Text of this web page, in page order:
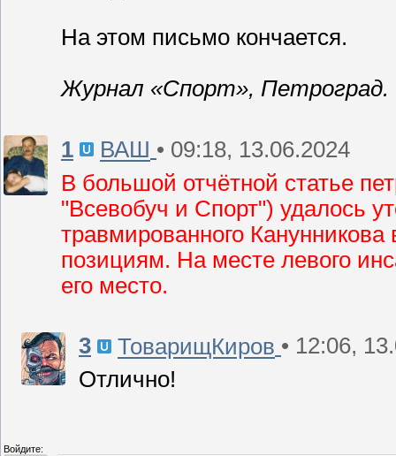
На этом письмо кончается.
Журнал «Спорт», Петроград.
1 ВАШ • 09:18, 13.06.2024
В большой отчётной статье
"Всевобуч и Спорт") удалось
травмированного
позициям. На месте левого
его место.
3 ТоварищКиров • 12:06,
Отлично!
Войдите: